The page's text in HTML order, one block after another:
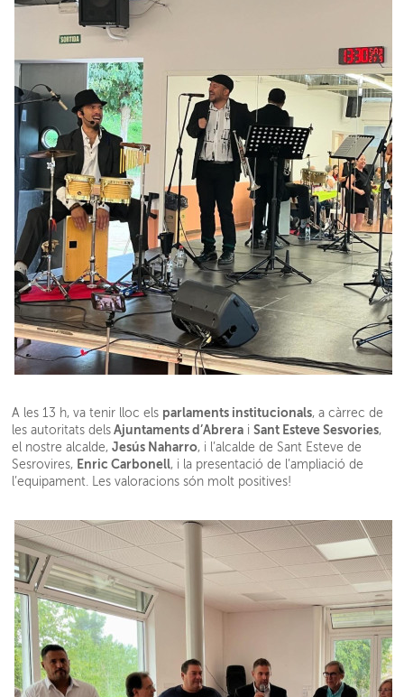
A les 13 h, va tenir lloc els parlaments institucionals, a càrrec de
les autoritats dels Ajuntaments d’Abrera iSant Esteve Sesvories,
el nostre alcalde,Jesús Naharro, i l’alcalde de Sant Esteve de
Sesrovires, Enric Carbonell, i la presentació de l’ampliació de
l’equipament. Les valoracions són molt positives!